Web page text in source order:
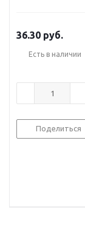
36.30 руб.
Есть в наличии
Поделиться